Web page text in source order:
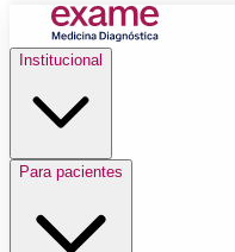
Institucional
Para pacientes